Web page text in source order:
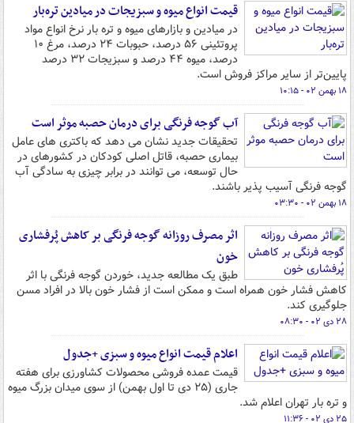
قیمت انواع میوه و سبزیجات در میادین تره‌بار
در میادین و بازارهای میوه و تره بار نرخ انواع مواد
پروتئینی ۵۶ درصد، حبوبات ۲۴ درصد، مرغ ۱۰
درصد، میوه ۴۴ درصد و سبزیجات ۳۲ درصد
پایین‌تر از سایر مراکز فروش است.
۱۸ بهمن ۰۲ - ۱۰:۱۵
آب گوجه فرنگی برای درمان حصبه موثر است
تحقیقات جدید نشان می دهد که باکتری های عامل
بیماری حصبه، قاتل اصلی کودکان در کشورهای در
حال توسعه، می توانند در برابر چیزی به سادگی آب
گوجه فرنگی آسیب پذیر باشند.
۱۸ بهمن ۰۲ - ۰۳:۳۰
اثر مصرف روزانه گوجه فرنگی بر کاهش پُرفشاری
خون
طبق یک مطالعه جدید، خوردن گوجه فرنگی با اثر
کاهش فشار خون همراه است و ممکن است از فشار خون بالا در افراد مسن
جلوگیری کند.
۲۸ دی ۰۲ - ۰۸:۳۰
اعلام قیمت انواع میوه و سبزی +جدول
قیمت عمده فروشی محصولات کشاورزی برای هفته
جاری (۲۵ دی تا اول بهمن) از سوی میدان بزرگ میوه
و تره بار تهران اعلام شد.
۲۵ دی ۰۲ - ۱۱:۳۶